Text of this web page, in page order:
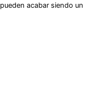
acabar siendo un